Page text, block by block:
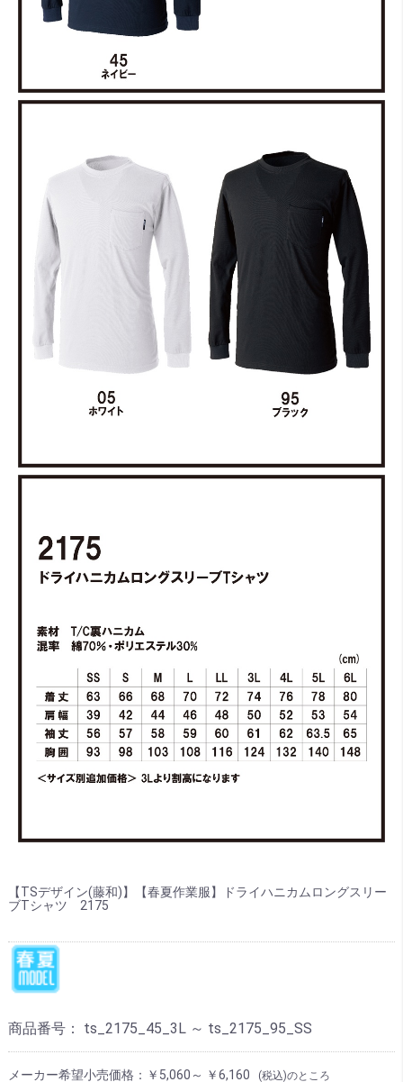
【TSデザイン(藤和)】【春夏作業服】ドライハニカムロングスリー
ブTシャツ 2175
商品番号： ts_2175_45_3L ～ ts_2175_95_SS
メーカー希望小売価格： ￥5,060～ ￥6,160 (税込)のところ